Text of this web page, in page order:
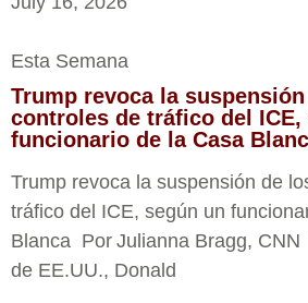
Esta Semana
Trump revoca la
controles de tráfico del ICE,
funcionario de la Casa
Trump revoca la suspensión de
tráfico del ICE, según un
Blanca Por Julianna Bragg,
de EE.UU., Donald